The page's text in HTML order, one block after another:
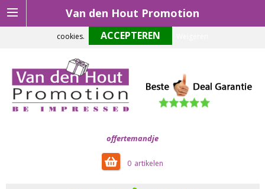
Van den Hout Promotion
offertemandje
0
Om onze website optimaal te laten functioneren maken wij gebruik van
cookies.